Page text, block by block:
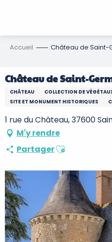
Accueil Château de Saint-
Château de Saint-
CHÂTEAU COLLECTION DE
SITE ET MONUMENT HISTORIQUES
1 rue du Château, 37600
M'y rendre
PartagerAjouter aux